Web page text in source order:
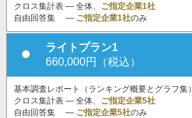
クロス集計表 ― 全体、 ご指定企業1社
自由回答集 ― ご指定企業1社のみ
ライトプラン1
660,000円（税込）
基本調査レポート（ランキング概要とグラフ集）
クロス集計表 ― 全体、 ご指定企業5社
自由回答集 ― ご指定企業5社のみ